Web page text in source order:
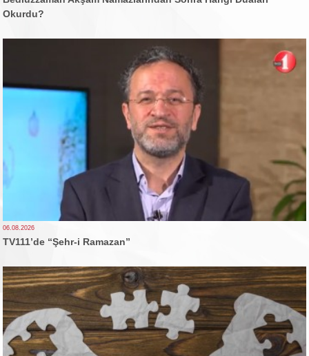
Okurdu?
06.08.2026
TV111’de “Şehr-i Ramazan”